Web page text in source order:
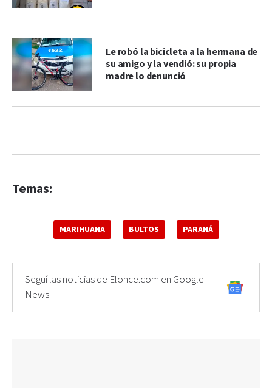
Le robó la bicicleta a la hermana de
su amigo y la vendió: su propia
madre lo denunció
Temas:
MARIHUANA BULTOS PARANÁ
Seguí las noticias de Elonce.com en Google
News